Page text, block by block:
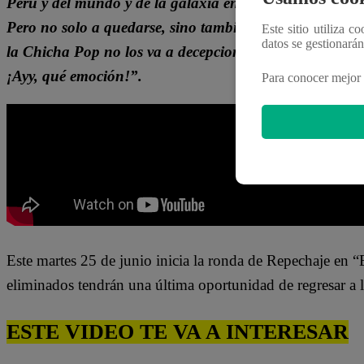
Pero no solo a quedarse, sino también a alzar la ‘Olla
la Chicha Pop no los va a decepcionar. La ‘Olla de
¡Ayy, qué emoción!”.
Este martes 25 de junio inicia la ronda de Repechaje en
eliminados tendrán una última oportunidad de regresar a
ESTE VIDEO TE VA A INTERESAR
Este sitio utiliza
datos se
Para conocer